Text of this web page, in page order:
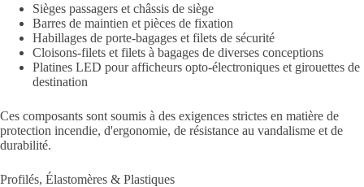
Sièges passagers et châssis de siège
Barres de maintien et pièces de fixation
Habillages de porte-bagages et filets de sécurité
Cloisons-filets et filets à bagages de diverses conceptions
Platines LED pour afficheurs opto-électroniques et girouettes de
destination
Ces composants sont soumis à des exigences strictes en matière de
protection incendie, d'ergonomie, de résistance au vandalisme et de
durabilité.
Profilés, Élastomères & Plastiques